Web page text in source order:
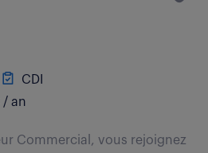
CDI
an
Commercial, vous rejoignez